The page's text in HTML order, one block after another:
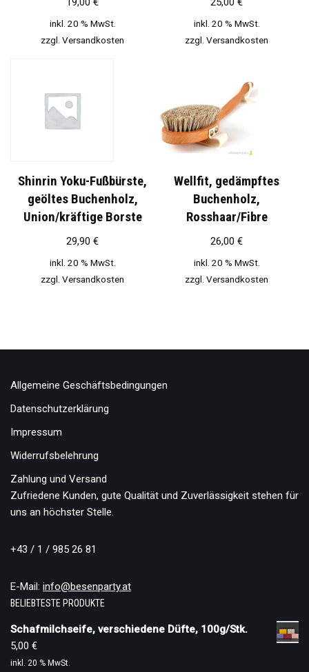
inkl. 20 % MwSt.
zzgl. Versandkosten
inkl. 20 % MwSt.
zzgl. Versandkosten
Shinrin Yoku-Fußbürste,
geöltes Buchenholz,
Union/kräftige Borste
29,90 €
inkl. 20 % MwSt.
zzgl. Versandkosten
Wellfit, gedämpftes
Buchenholz,
Rosshaar/Fibre
26,00 €
inkl. 20 % MwSt.
zzgl. Versandkosten
Allgemeine Geschäftsbedingungen
Datenschutzerklärung
Impressum
Widerrufsbelehrung
Zahlung und Versand
Zufriedene Kunden, gute Qualität und Zuverlässigkeit stehen für
uns an höchster Stelle.
+43 / 1 / 985 26 81
E-Mail: info@besenparty.at
BELIEBTESTE PRODUKTE
Schafmilchseife, verschiedene Düfte, 100g/Stk.
5,00 €
inkl. 20 % MwSt.